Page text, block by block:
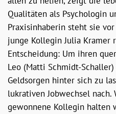
Qualitäten als Psychologin
Praxisinhaberin steht sie
junge Kollegin Julia
Entscheidung: Um ihren
Leo (Matti Schmidt-
Geldsorgen hinter sich zu
lukrativen Jobwechsel
gewonnene Kollegin halten